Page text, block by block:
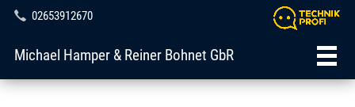
02653912670
Michael Hamper & Reiner Bohnet GbR